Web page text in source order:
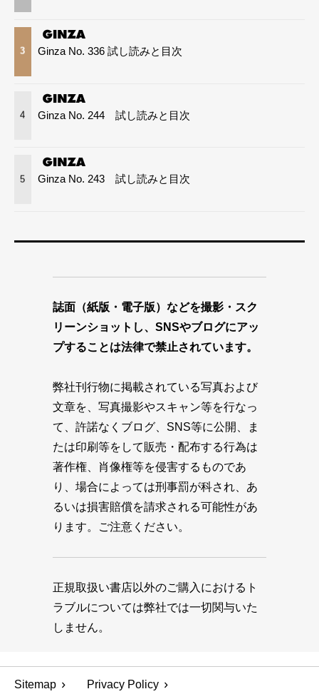
3 Ginza No. 336 試し読みと目次
4 Ginza No. 244 試し読みと目次
5 Ginza No. 243 試し読みと目次
誌面（紙版・電子版）などを撮影・スク
リーンショットし、SNSやブログにアッ
プすることは法律で禁止されています。
弊社刊行物に掲載されている写真および
文章を、写真撮影やスキャン等を行なっ
て、許諾なくブログ、SNS等に公開、ま
たは印刷等をして販売・配布する行為は
著作権、肖像権等を侵害するものであ
り、場合によっては刑事罰が科され、あ
るいは損害賠償を請求される可能性があ
ります。ご注意ください。
正規取扱い書店以外のご購入におけるト
ラブルについては弊社では一切関与いた
しません。
Sitemap Privacy Policy